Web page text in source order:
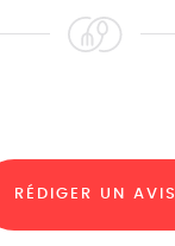
RÉDIGER UN AVIS